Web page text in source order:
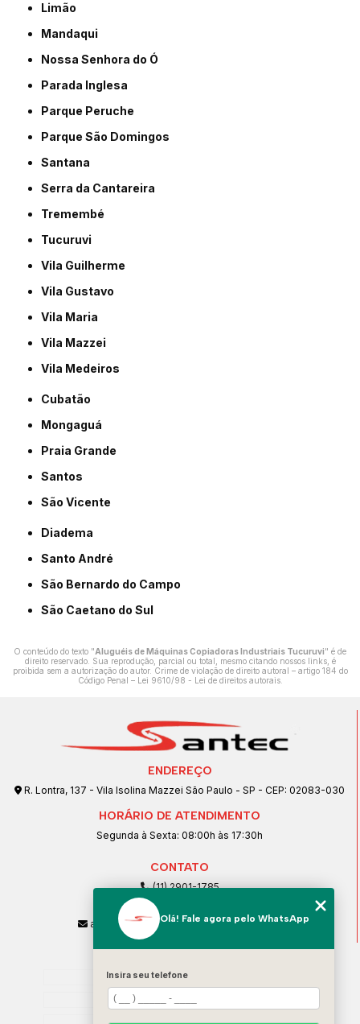
Limão
Mandaqui
Nossa Senhora do Ó
Parada Inglesa
Parque Peruche
Parque São Domingos
Santana
Serra da Cantareira
Tremembé
Tucuruvi
Vila Guilherme
Vila Gustavo
Vila Maria
Vila Mazzei
Vila Medeiros
Cubatão
Mongaguá
Praia Grande
Santos
São Vicente
Diadema
Santo André
São Bernardo do Campo
São Caetano do Sul
O conteúdo do texto "Aluguéis de Máquinas Copiadoras Industriais Tucuruvi" é de
direito reservado. Sua reprodução, parcial ou total, mesmo citando nossos links, é
proibida sem a autorização do autor. Crime de violação de direito autoral – artigo 184 do
Código Penal – Lei 9610/98 - Lei de direitos autorais.
ENDEREÇO
R. Lontra, 137 - Vila Isolina Mazzei São Paulo - SP - CEP: 02083-030
HORÁRIO DE ATENDIMENTO
Segunda à Sexta: 08:00h às 17:30h
CONTATO
(11) 2901-1785
(11) 99239-1832
atendimento@santeccopiadoras.com.br
Home
Empresa
Olá! Fale agora pelo WhatsApp
Insira seu telefone